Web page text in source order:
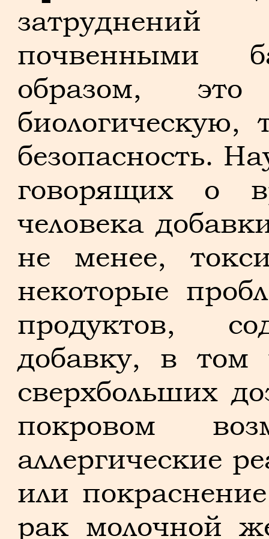
затруднений
почвенными
образом,
биологическую,
безопасность.
говорящих о
человека
не менее,
некоторые
продуктов,
добавку, в том
сверхбольших
покровом
аллергические
или
рак молочной